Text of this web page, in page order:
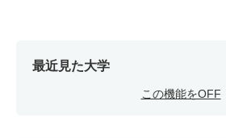
最近見た大学
この機能をOFF